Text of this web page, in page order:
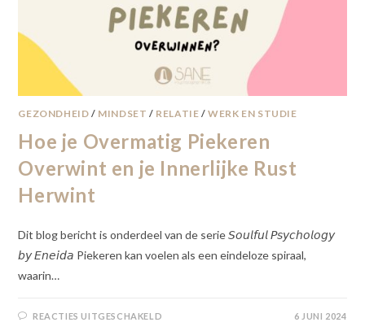
GEZONDHEID / MINDSET / RELATIE /WERK EN STUDIE
Hoe je Overmatig Piekeren
Overwint en je Innerlijke Rust
Herwint
Dit blog bericht is onderdeel van de serie 𝘚𝘰𝘶𝘭𝘧𝘶𝘭 𝘗𝘴𝘺𝘤𝘩𝘰𝘭𝘰𝘨𝘺
𝘣𝘺 𝘌𝘯𝘦𝘪𝘥𝘢 Piekeren kan voelen als een eindeloze spiraal,
waarin…
REACTIES UITGESCHAKELD 6 JUNI 2024